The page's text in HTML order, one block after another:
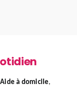
à domicile,